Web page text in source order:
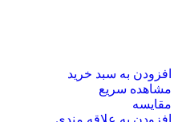
افزودن به سبد خرید
مشاهده سریع
مقایسه
افزودن به علاقه مندی